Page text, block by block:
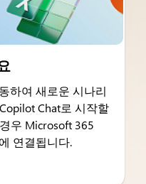
하여 새로운 시나리
Chat로 시작할
우 Microsoft 365
연결됩니다.